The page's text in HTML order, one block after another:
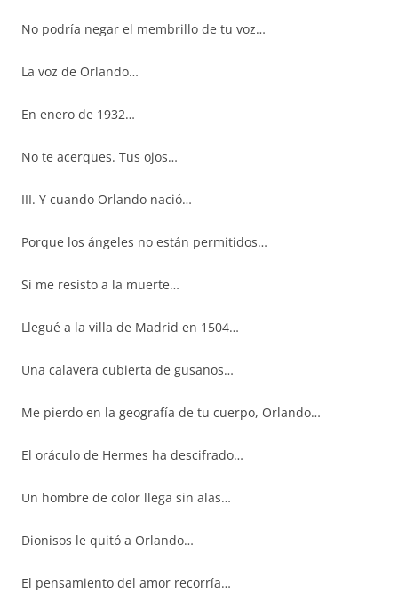
No podría negar el membrillo de tu voz…
La voz de Orlando…
En enero de 1932…
No te acerques. Tus ojos…
III. Y cuando Orlando nació…
Porque los ángeles no están permitidos…
Si me resisto a la muerte…
Llegué a la villa de Madrid en 1504…
Una calavera cubierta de gusanos…
Me pierdo en la geografía de tu cuerpo, Orlando…
El oráculo de Hermes ha descifrado…
Un hombre de color llega sin alas…
Dionisos le quitó a Orlando…
El pensamiento del amor recorría…